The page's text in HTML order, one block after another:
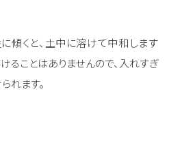
傾くと、土中に溶けて中和します
ることはありませんので、入れすぎ
れます。